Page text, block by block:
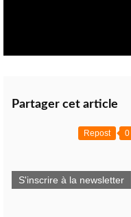
Partager cet article
Repost 0
S'inscrire à la newsletter